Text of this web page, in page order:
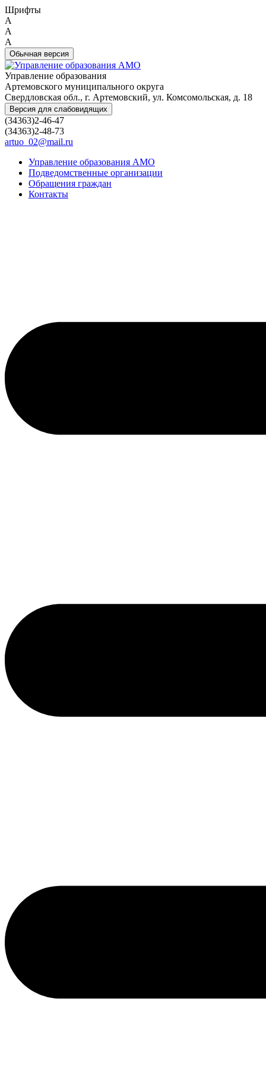
Шрифты
A
A
A
Обычная версия
Управление образования
Артемовского муниципального округа
Свердловская обл., г. Артемовский, ул. Комсомольская, д. 18
Версия для слабовидящих
(34363)2-46-47
(34363)2-48-73
artuo_02@mail.ru
Управление образования АМО
Подведомственные организации
Обращения граждан
Контакты